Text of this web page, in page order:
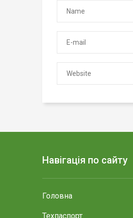
Навігація по сайту
Головна
Техпаспорт